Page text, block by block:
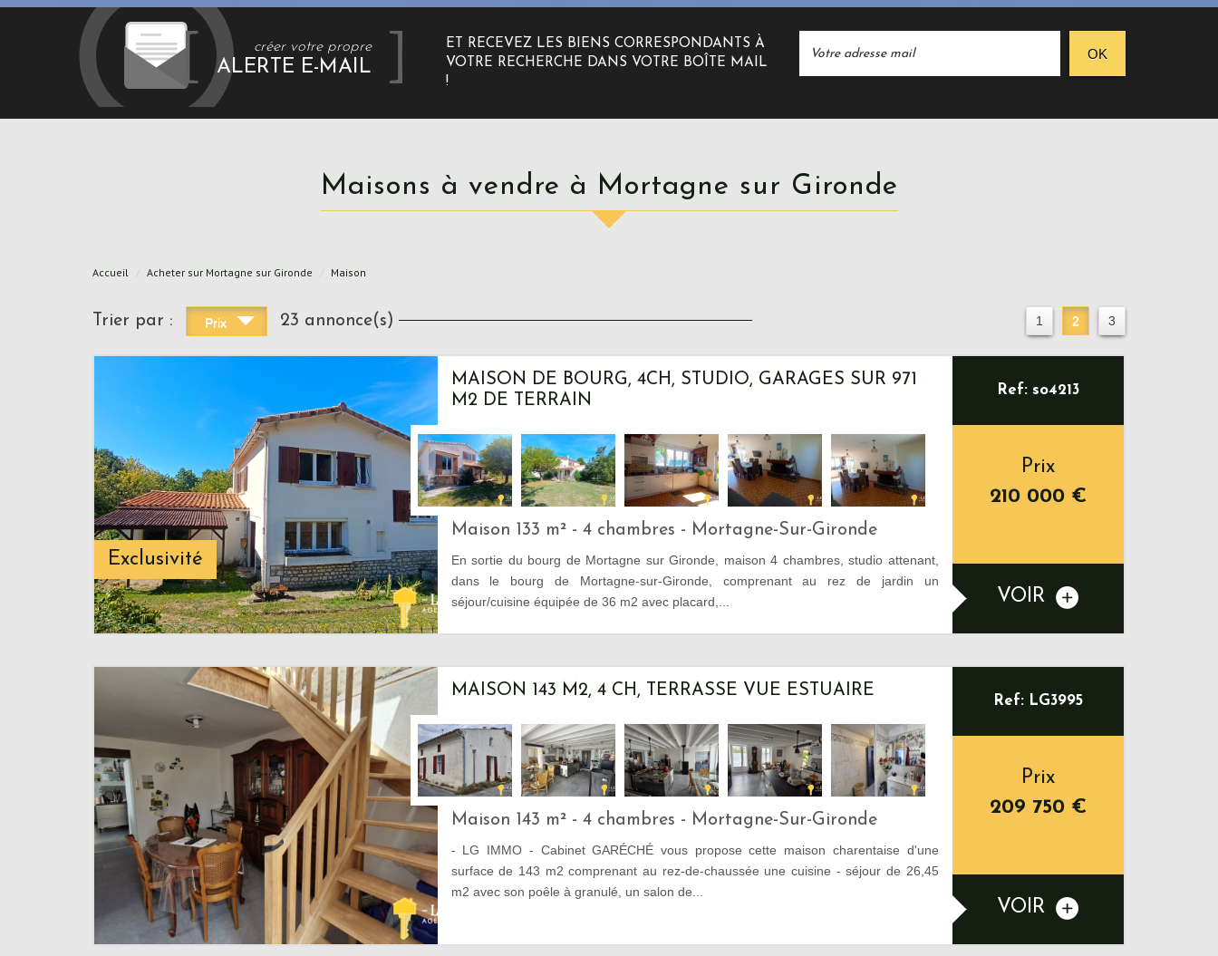
créer votre propre
ALERTE E-MAIL
ET RECEVEZ LES BIENS CORRESPONDANTS À
VOTRE RECHERCHE DANS VOTRE BOÎTE MAIL
!
OK
Maisons à vendre à Mortagne sur Gironde
Accueil Acheter sur Mortagne sur Gironde Maison
Trier par : Prix 23 annonce(s) 1 2 3
Exclusivité
MAISON DE BOURG, 4CH, STUDIO, GARAGES SUR 971
M2 DE TERRAIN
Maison 133 m² - 4 chambres - Mortagne-Sur-Gironde
En sortie du bourg de Mortagne sur Gironde, maison 4 chambres, studio attenant,
dans le bourg de Mortagne-sur-Gironde, comprenant au rez de jardin un
séjour/cuisine équipée de 36 m2 avec placard,...
Ref: so4213
Prix
210 000 €
VOIR
MAISON 143 M2, 4 CH, TERRASSE VUE ESTUAIRE
Maison 143 m² - 4 chambres - Mortagne-Sur-Gironde
- LG IMMO - Cabinet GARÉCHÉ vous propose cette maison charentaise d'une
surface de 143 m2 comprenant au rez-de-chaussée une cuisine - séjour de 26,45
m2 avec son poêle à granulé, un salon de...
Ref: LG3995
Prix
209 750 €
VOIR